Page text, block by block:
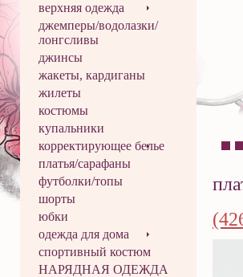
верхняя одежда
джемперы/водолазки/
лонгсливы
джинсы
жакеты, кардиганы
жилеты
костюмы
купальники
корректирующее белье
платья/сарафаны
футболки/топы
шорты
юбки
одежда для дома
спортивный костюм
НАРЯДНАЯ ОДЕЖДА